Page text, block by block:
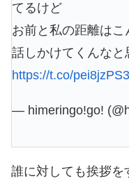
てるけど
お前と私の距離はこ
話しかけてくんなと
https://t.co/
— himeringo!go!
誰に対しても挨拶を